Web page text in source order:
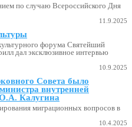
по случаю Всероссийского Дня
11.9.2025
форума Святейший
дал эксклюзивное интервью
10.9.2025
Совета было
внутренней
Калугина
миграционных вопросов в
10.4.2025